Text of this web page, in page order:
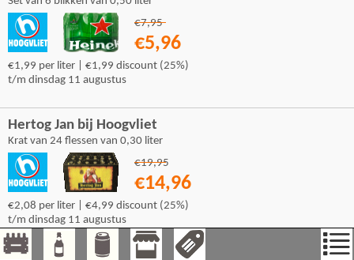
€7,95
€5,96
€1,99 per liter | €1,99 discount (25%)
t/m dinsdag 11 augustus
Hertog Jan bij Hoogvliet
Krat van 24 flessen van 0,30 liter
€19,95
€14,96
€2,08 per liter | €4,99 discount (25%)
t/m dinsdag 11 augustus